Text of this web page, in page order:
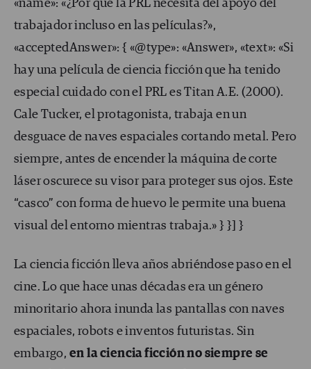
«name»: «¿Por qué la PRL necesita del apoyo del
trabajador incluso en las películas?»,
«acceptedAnswer»: { «@type»: «Answer», «text»: «Si
hay una película de ciencia ficción que ha tenido
especial cuidado con el PRL es Titan A.E. (2000).
Cale Tucker, el protagonista, trabaja en un
desguace de naves espaciales cortando metal. Pero
siempre, antes de encender la máquina de corte
láser oscurece su visor para proteger sus ojos. Este
“casco” con forma de huevo le permite una buena
visual del entorno mientras trabaja.» } }] }
La ciencia ficción lleva años abriéndose paso en el
cine. Lo que hace unas décadas era un género
minoritario ahora inunda las pantallas con naves
espaciales, robots e inventos futuristas. Sin
embargo, en la ciencia ficción no siempre se